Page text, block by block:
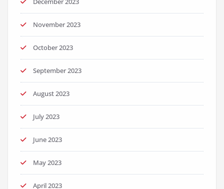
November 2023
October 2023
September 2023
August 2023
July 2023
June 2023
May 2023
April 2023